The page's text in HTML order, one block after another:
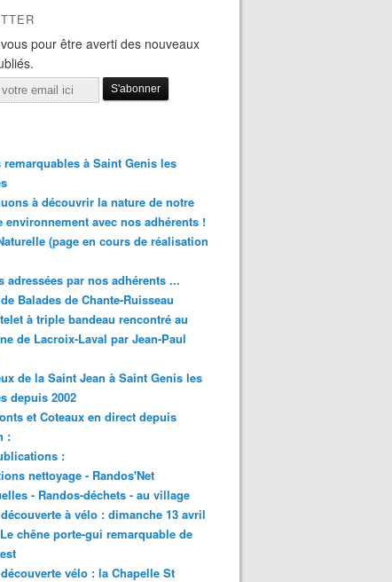
pour être averti des nouveaux
remarquables à Saint Genis les
à découvrir la nature de notre
environnement avec nos adhérents !
(page en cours de réalisation
adressées par nos adhérents ...
Balades de Chante-Ruisseau
à triple bandeau rencontré au
de Lacroix-Laval par Jean-Paul
de la Saint Jean à Saint Genis les
depuis 2002
et Coteaux en direct depuis
:
:
nettoyage - Randos'Net
- Randos-déchets - au village
à vélo : dimanche 13 avril
chêne porte-gui remarquable de
vélo : la Chapelle St